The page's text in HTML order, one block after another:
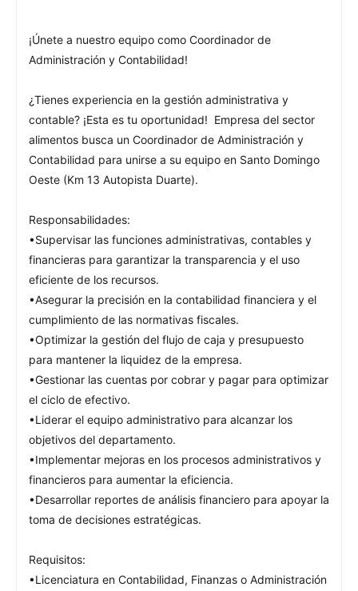
¡Únete a nuestro equipo como Coordinador de
Administración y Contabilidad!
¿Tienes experiencia en la gestión administrativa y
contable? ¡Esta es tu oportunidad! Empresa del sector
alimentos busca un Coordinador de Administración y
Contabilidad para unirse a su equipo en Santo Domingo
Oeste (Km 13 Autopista Duarte).
Responsabilidades:
•Supervisar las funciones administrativas, contables y
financieras para garantizar la transparencia y el uso
eficiente de los recursos.
•Asegurar la precisión en la contabilidad financiera y el
cumplimiento de las normativas fiscales.
•Optimizar la gestión del flujo de caja y presupuesto
para mantener la liquidez de la empresa.
•Gestionar las cuentas por cobrar y pagar para optimizar
el ciclo de efectivo.
•Liderar el equipo administrativo para alcanzar los
objetivos del departamento.
•Implementar mejoras en los procesos administrativos y
financieros para aumentar la eficiencia.
•Desarrollar reportes de análisis financiero para apoyar la
toma de decisiones estratégicas.
Requisitos:
•Licenciatura en Contabilidad, Finanzas o Administración